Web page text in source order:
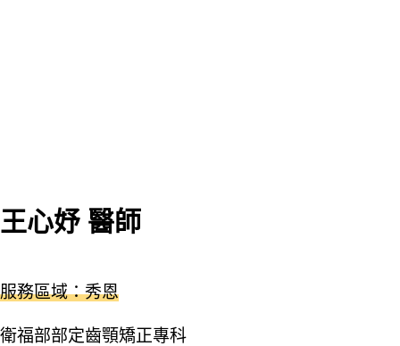
王心妤 醫師
服務區域：秀恩
衛福部部定齒顎矯正專科